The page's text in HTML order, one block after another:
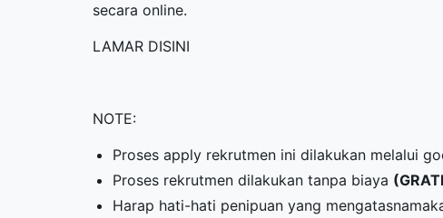
secara online.
LAMAR DISINI
NOTE:
Proses apply rekrutmen ini dilakukan melalui
Proses rekrutmen dilakukan tanpa biaya
Harap hati-hati penipuan yang